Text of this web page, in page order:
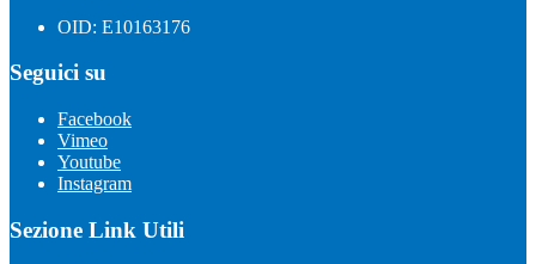
OID: E10163176
Seguici su
Facebook
Vimeo
Youtube
Instagram
Sezione Link Utili